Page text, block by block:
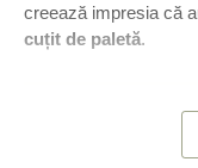
creează impresia că
cuțit de paletă.